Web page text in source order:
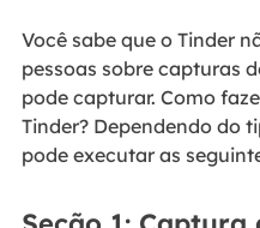
Você sabe que o Tinder
pessoas sobre capturas
pode capturar. Como
Tinder? Dependendo do
pode executar as